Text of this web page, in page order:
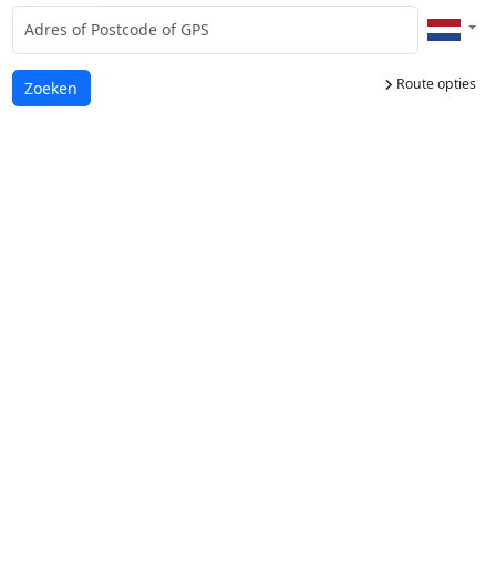
Route opties
Laden...
Zoeken